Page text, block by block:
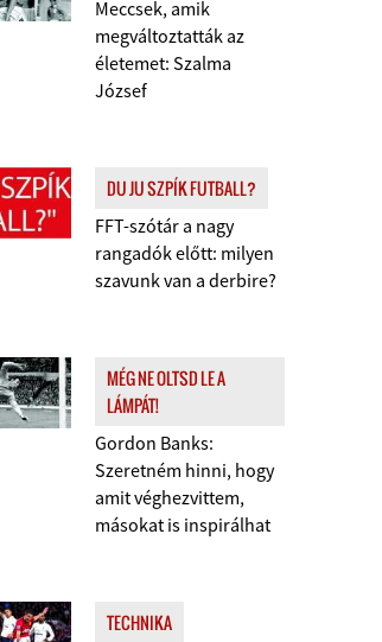
Meccsek, amik
megváltoztatták az
életemet: Szalma
József
DU JU SZPÍK FUTBALL?
FFT-szótár a nagy
rangadók előtt: milyen
szavunk van a derbire?
MÉG NE OLTSD LE A
LÁMPÁT!
Gordon Banks:
Szeretném hinni, hogy
amit véghezvittem,
másokat is inspirálhat
TECHNIKA